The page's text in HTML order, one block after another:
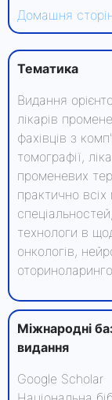
Домашня
Тематика
Видання
лікарів
фахівців з
томографії,
променевих
практично
технологи в
онкологів,
Міжнародні
видання
Google Scholar